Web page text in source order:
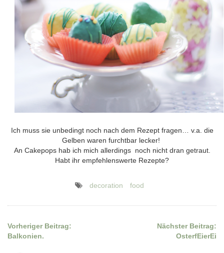
Ich muss sie unbedingt noch nach dem Rezept fragen… v.a. die
Gelben waren furchtbar lecker!
An Cakepops hab ich mich allerdings noch nicht dran getraut.
Habt ihr empfehlenswerte Rezepte?
decoration food
Beitragsnavigation
Vorheriger Beitrag:
Balkonien.
Nächster Beitrag:
OsterfEierEi